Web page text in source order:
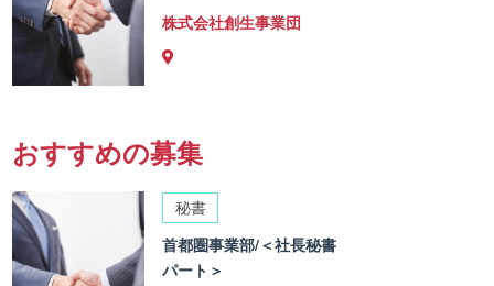
株式会社創生事業団
おすすめの募集
秘書
首都圏事業部/＜社長秘書
パート＞